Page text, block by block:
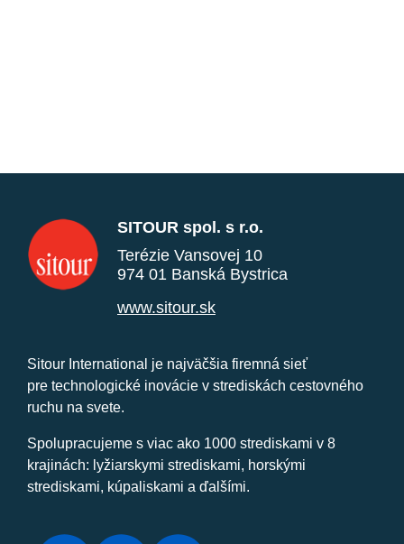
SITOUR spol. s r.o.
Terézie Vansovej 10
974 01 Banská Bystrica
www.sitour.sk
Sitour International je najväčšia firemná sieť
pre technologické inovácie v strediskách cestovného
ruchu na svete.
Spolupracujeme s viac ako 1000 strediskami v 8
krajinách: lyžiarskymi strediskami, horskými
strediskami, kúpaliskami a ďalšími.